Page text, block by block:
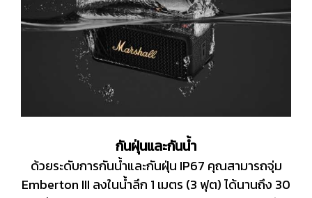
กันฝุ่นและกันน้ำ
ด้วยระดับการกันน้ำและกันฝุ่น IP67 คุณสามารถจุ่ม
Emberton III ลงในน้ำลึก 1 เมตร (3 ฟุต) ได้นานถึง 30